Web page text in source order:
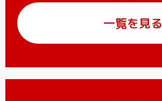
一覧を見る